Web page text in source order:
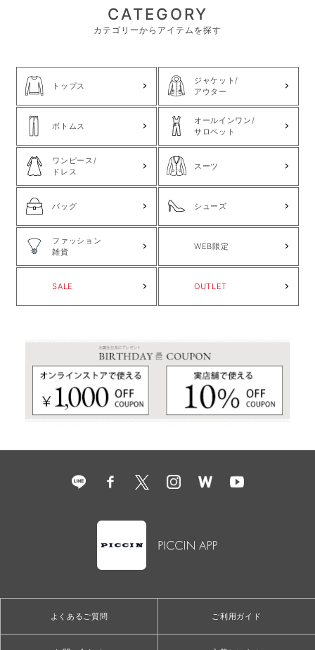
CATEGORY
カテゴリーからアイテムを探す
トップス
ジャケット/
アウター
ボトムス
オールインワン/
サロペット
ワンピース/
ドレス
スーツ
バッグ シューズ
ファッション
雑貨
WEB限定
SALE OUTLET
よくあるご質問 ご利用ガイド